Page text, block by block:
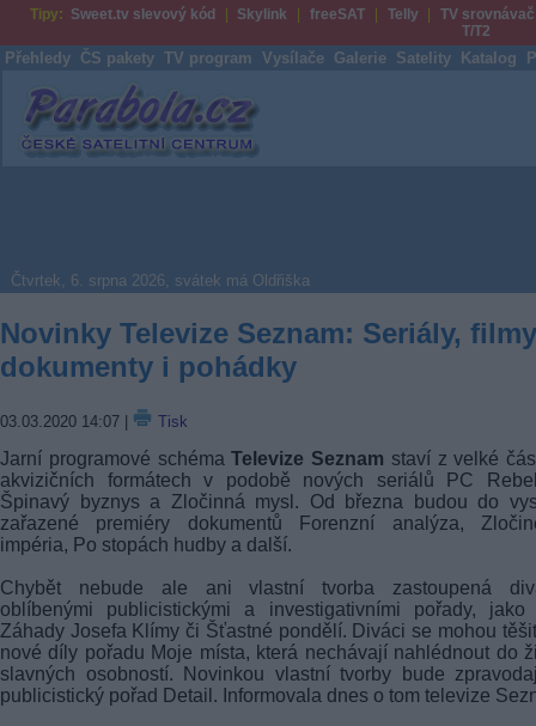
Tipy: Sweet.tv slevový kód Skylink freeSAT Telly
TV srovnávač
T/T2
Přehledy ČS pakety TV program Vysílače Galerie Satelity Katalog
Parabola.cz
Čtvrtek, 6. srpna 2026, svátek má Oldřiška
Novinky Televize Seznam: Seriály,
dokumenty i pohádky
03.03.2020 14:07 Tisk
Jarní programové schémaTelevize Seznam staví z velké
akvizičních formátech v podobě nových seriálů PC
Špinavý byznys a Zločinná mysl. Od března budou do
zařazené premiéry dokumentů Forenzní analýza,
impéria, Po stopách hudby a další.
Chybět nebude ale ani vlastní tvorba zastoupená
oblíbenými publicistickými a investigativními pořady, jako
Záhady Josefa Klímy či Šťastné pondělí. Diváci se mohou
nové díly pořadu Moje místa, která nechávají nahlédnout do
slavných osobností. Novinkou vlastní tvorby bude
publicistický pořad Detail. Informovala dnes o tom televize